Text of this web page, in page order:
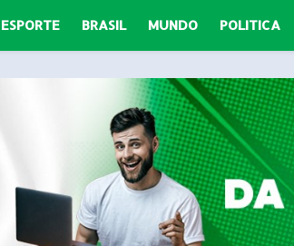
ESPORTE BRASIL MUNDO POLITICA